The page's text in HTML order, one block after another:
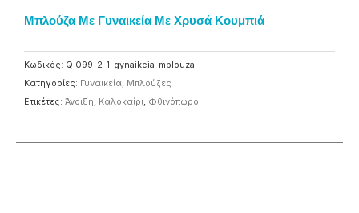
Μπλούζα Με Γυναικεία Με Χρυσά Κουμπιά
Κωδικός: Q 099-2-1-gynaikeia-mplouza
Κατηγορίες: Γυναικεία, Μπλούζες
Ετικέτες: Άνοιξη, Καλοκαίρι, Φθινόπωρο